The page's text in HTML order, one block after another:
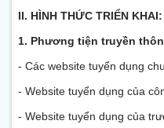
II. HÌNH THỨC TRIỂN KHAI:
1. Phương tiện truyền
- Các website tuyển dụng
- Website tuyển dụng của
- Website tuyển dụng của